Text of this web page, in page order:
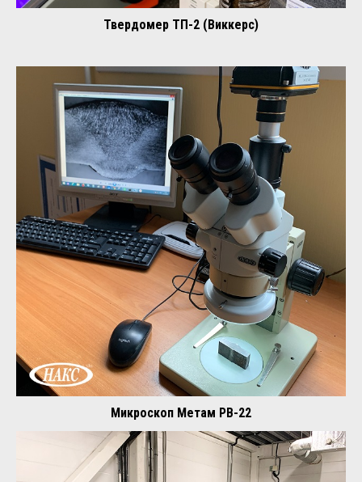
Твердомер ТП-2 (Виккерс)
Микроскоп Метам РВ-22